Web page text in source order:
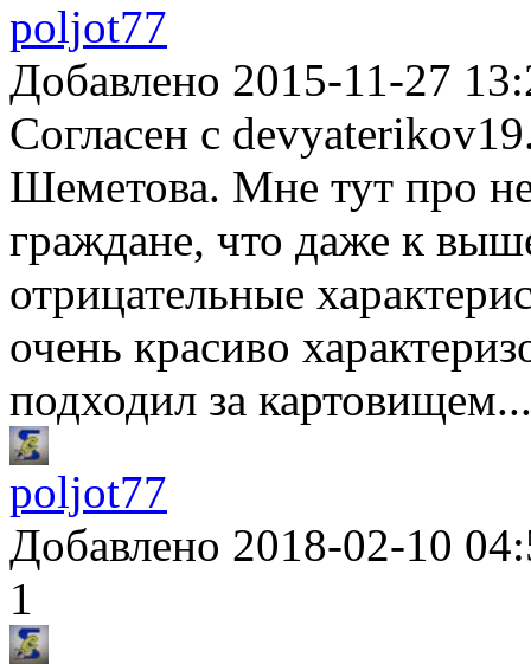
poljot77
Добавлено 2015-11-27
Согласен с
Шеметова. Мне тут про
граждане, что даже к
отрицательные
очень красиво
подходил за
poljot77
Добавлено 2018-02-10
1